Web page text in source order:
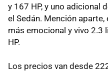
y 167 HP, y uno adicional
el Sedán. Mención
más emocional y vivo
HP.
Los precios van desde